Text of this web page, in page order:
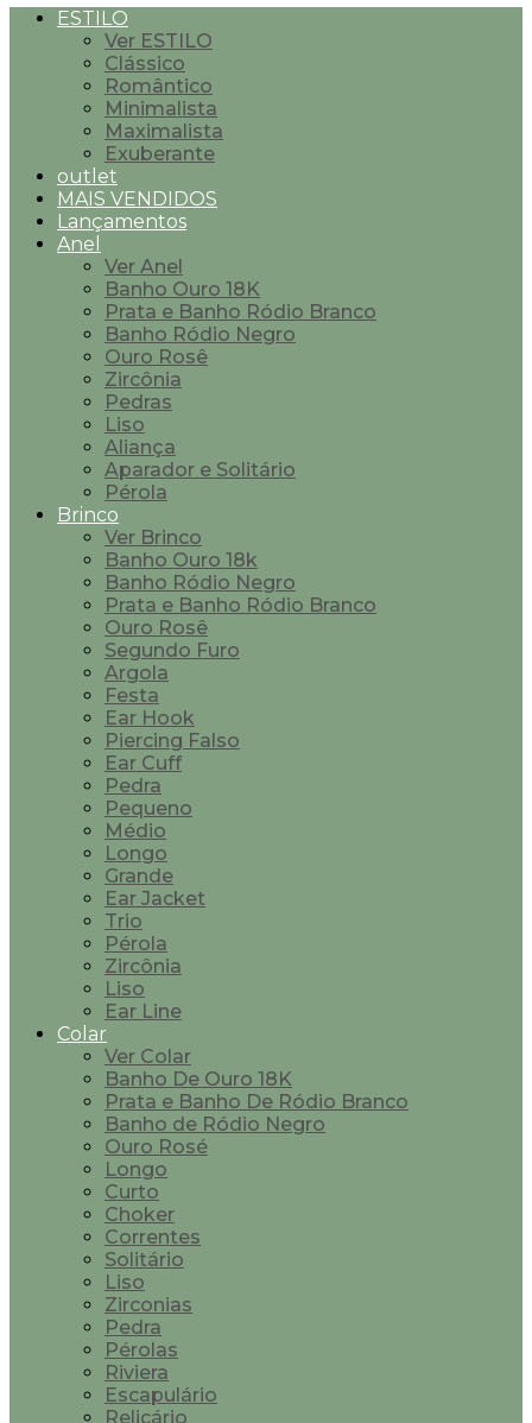
ESTILO
Ver ESTILO
Clássico
Romântico
Minimalista
Maximalista
Exuberante
outlet
MAIS VENDIDOS
Lançamentos
Anel
Ver Anel
Banho Ouro 18K
Prata e Banho Ródio Branco
Banho Ródio Negro
Ouro Rosê
Zircônia
Pedras
Liso
Aliança
Aparador e Solitário
Pérola
Brinco
Ver Brinco
Banho Ouro 18k
Banho Ródio Negro
Prata e Banho Ródio Branco
Ouro Rosê
Segundo Furo
Argola
Festa
Ear Hook
Piercing Falso
Ear Cuff
Pedra
Pequeno
Médio
Longo
Grande
Ear Jacket
Trio
Pérola
Zircônia
Liso
Ear Line
Colar
Ver Colar
Banho De Ouro 18K
Prata e Banho De Ródio Branco
Banho de Ródio Negro
Ouro Rosé
Longo
Curto
Choker
Correntes
Solitário
Liso
Zirconias
Pedra
Pérolas
Riviera
Escapulário
Relicário